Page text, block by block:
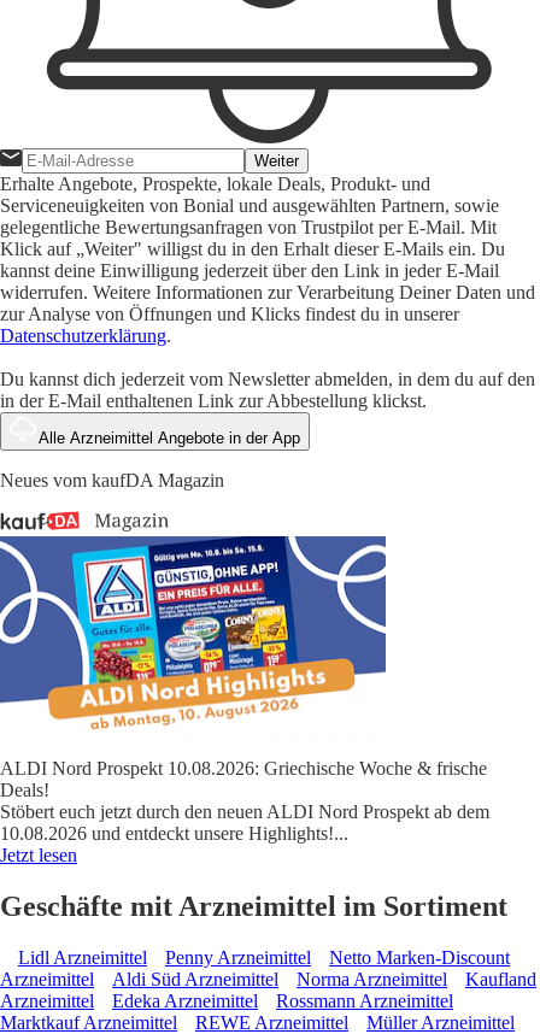
Weiter
Erhalte Angebote, Prospekte, lokale Deals, Produkt- und
Serviceneuigkeiten von Bonial und ausgewählten Partnern, sowie
gelegentliche Bewertungsanfragen von Trustpilot per E-Mail. Mit
Klick auf „Weiter" willigst du in den Erhalt dieser E-Mails ein. Du
kannst deine Einwilligung jederzeit über den Link in jeder E-Mail
widerrufen. Weitere Informationen zur Verarbeitung Deiner Daten und
zur Analyse von Öffnungen und Klicks findest du in unserer
Datenschutzerklärung.
Du kannst dich jederzeit vom Newsletter abmelden, in dem du auf den
in der E-Mail enthaltenen Link zur Abbestellung klickst.
Alle Arzneimittel Angebote in der App
Neues vom kaufDA Magazin
ALDI Nord Prospekt 10.08.2026: Griechische Woche & frische
Deals!
Stöbert euch jetzt durch den neuen ALDI Nord Prospekt ab dem
10.08.2026 und entdeckt unsere Highlights!...
Jetzt lesen
Geschäfte mit Arzneimittel im Sortiment
Lidl Arzneimittel Penny Arzneimittel
Netto Marken-Discount
Arzneimittel
Aldi Süd Arzneimittel Norma Arzneimittel
Kaufland
Arzneimittel
Edeka Arzneimittel
Rossmann Arzneimittel
Marktkauf Arzneimittel
REWE Arzneimittel Müller Arzneimittel